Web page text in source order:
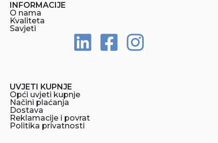
INFORMACIJE
O nama
Kvaliteta
Savjeti
UVJETI KUPNJE
Opći uvjeti kupnje
Načini plaćanja
Dostava
Reklamacije i povrat
Politika privatnosti